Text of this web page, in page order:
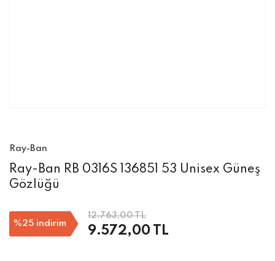
Ray-Ban
Ray-Ban RB 0316S 136851 53 Unisex Güneş
Gözlüğü
%25 indirim
12.763,00 TL
9.572,00 TL